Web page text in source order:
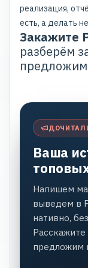
реализация,
есть, а делать
Закажите
разберём
предложим
Ваша
Напишем
выведем в
нативно,
предложим